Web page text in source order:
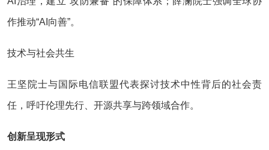
作推动“AI向善”‌。
技术与社会共生‌
王坚院士与国际电信联盟代表探讨技术中性背后的社会责
任，呼吁伦理先行、开源共享与跨领域合作‌。
创新呈现形式‌